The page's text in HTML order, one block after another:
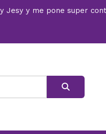
Jesy y me pone super